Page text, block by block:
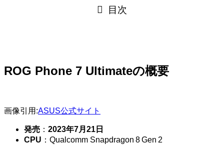
目次
ROG Phone 7 Ultimateの概要
画像引用:ASUS公式サイト
発売 ： 2023年7月21日
CPU ：Qualcomm Snapdragon 8 Gen 2